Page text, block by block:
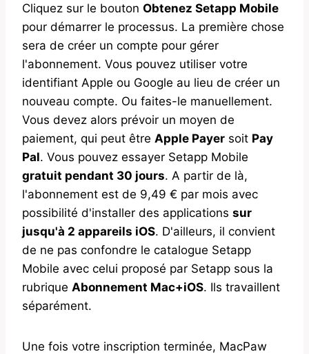
Cliquez sur le bouton Obtenez Setapp Mobile
pour démarrer le processus. La première chose
sera de créer un compte pour gérer
l'abonnement. Vous pouvez utiliser votre
identifiant Apple ou Google au lieu de créer un
nouveau compte. Ou faites-le manuellement.
Vous devez alors prévoir un moyen de
paiement, qui peut être Apple Payer soit Pay
Pal. Vous pouvez essayer Setapp Mobile
gratuit pendant 30 jours. A partir de là,
l'abonnement est de 9,49 € par mois avec
possibilité d'installer des applications sur
jusqu'à 2 appareils iOS. D'ailleurs, il convient
de ne pas confondre le catalogue Setapp
Mobile avec celui proposé par Setapp sous la
rubrique Abonnement Mac+iOS. Ils travaillent
séparément.
Une fois votre inscription terminée, MacPaw